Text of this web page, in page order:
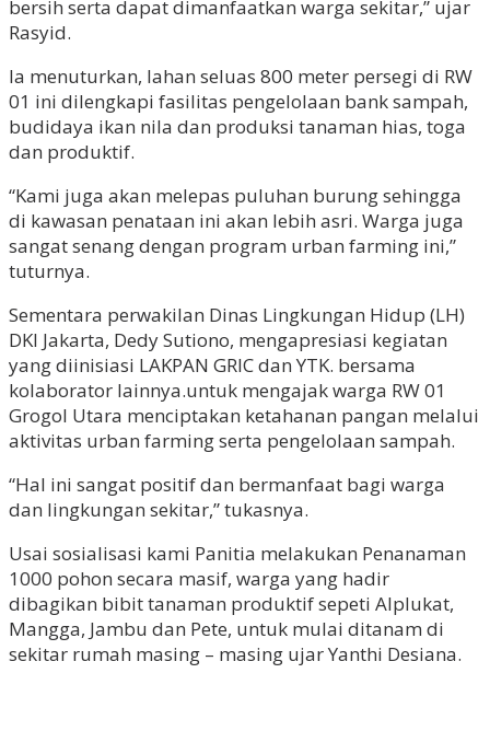
bersih serta dapat dimanfaatkan warga sekitar,” ujar
Rasyid.
Ia menuturkan, lahan seluas 800 meter persegi di RW
01 ini dilengkapi fasilitas pengelolaan bank sampah,
budidaya ikan nila dan produksi tanaman hias, toga
dan produktif.
“Kami juga akan melepas puluhan burung sehingga
di kawasan penataan ini akan lebih asri. Warga juga
sangat senang dengan program urban farming ini,”
tuturnya.
Sementara perwakilan Dinas Lingkungan Hidup (LH)
DKI Jakarta, Dedy Sutiono, mengapresiasi kegiatan
yang diinisiasi LAKPAN GRIC dan YTK. bersama
kolaborator lainnya.untuk mengajak warga RW 01
Grogol Utara menciptakan ketahanan pangan melalui
aktivitas urban farming serta pengelolaan sampah.
“Hal ini sangat positif dan bermanfaat bagi warga
dan lingkungan sekitar,” tukasnya.
Usai sosialisasi kami Panitia melakukan Penanaman
1000 pohon secara masif, warga yang hadir
dibagikan bibit tanaman produktif sepeti Alplukat,
Mangga, Jambu dan Pete, untuk mulai ditanam di
sekitar rumah masing – masing ujar Yanthi Desiana.